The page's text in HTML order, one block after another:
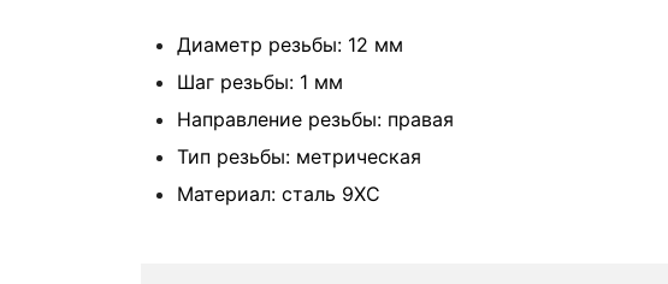
Диаметр резьбы: 12 мм
Шаг резьбы: 1 мм
Направление резьбы: правая
Тип резьбы: метрическая
Материал: сталь 9ХС